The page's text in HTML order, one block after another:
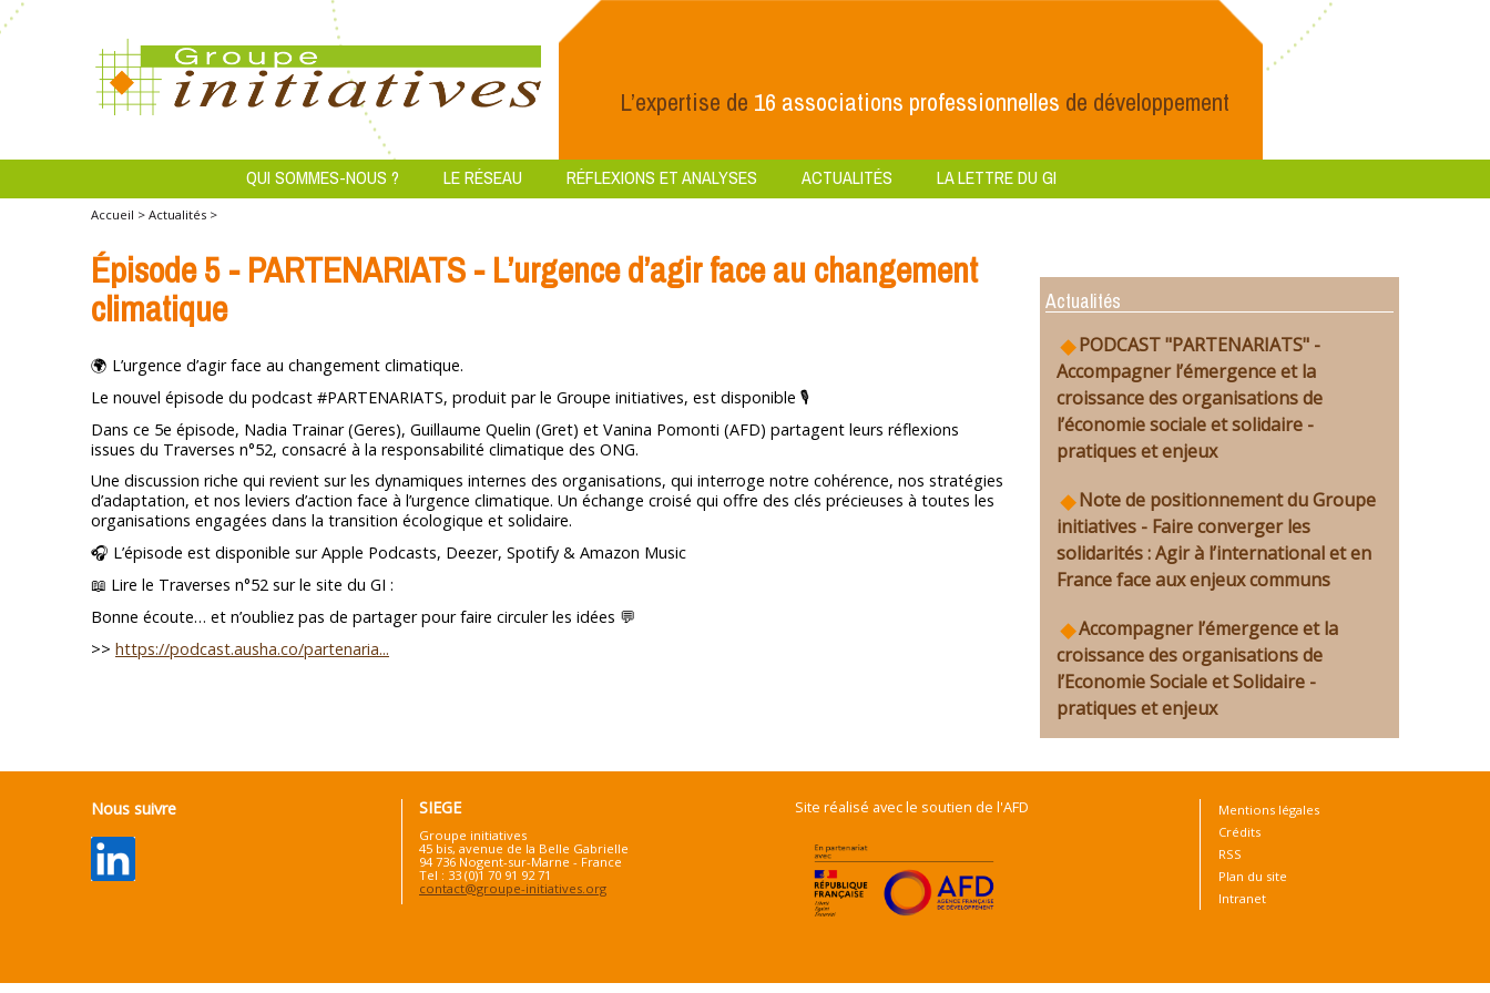
L’expertise de 16 associations professionnelles de développement
QUI SOMMES-NOUS ? LE RÉSEAU RÉFLEXIONS ET ANALYSES ACTUALITÉS LA LETTRE DU GI
Accueil > Actualités >
Épisode 5 - PARTENARIATS - L’urgence d’agir face au changement
climatique
🌍 L’urgence d’agir face au changement climatique.
Le nouvel épisode du podcast #PARTENARIATS, produit par le Groupe initiatives, est disponible 🎙️
Dans ce 5e épisode, Nadia Trainar (Geres), Guillaume Quelin (Gret) et Vanina Pomonti (AFD) partagent leurs réflexions
issues du Traverses n°52, consacré à la responsabilité climatique des ONG.
Une discussion riche qui revient sur les dynamiques internes des organisations, qui interroge notre cohérence, nos stratégies
d’adaptation, et nos leviers d’action face à l’urgence climatique. Un échange croisé qui offre des clés précieuses à toutes les
organisations engagées dans la transition écologique et solidaire.
🎧 L’épisode est disponible sur Apple Podcasts, Deezer, Spotify & Amazon Music
📖 Lire le Traverses n°52 sur le site du GI :
Bonne écoute… et n’oubliez pas de partager pour faire circuler les idées 💬
>> https://podcast.ausha.co/partenaria...
Actualités
PODCAST "PARTENARIATS" -
Accompagner l’émergence et la
croissance des organisations de
l’économie sociale et solidaire -
pratiques et enjeux
Note de positionnement du Groupe
initiatives - Faire converger les
solidarités : Agir à l’international et en
France face aux enjeux communs
Accompagner l’émergence et la
croissance des organisations de
l’Economie Sociale et Solidaire -
pratiques et enjeux
Nous suivre SIEGE
Groupe initiatives
45 bis, avenue de la Belle Gabrielle
94 736 Nogent-sur-Marne - France
Tel : 33 (0)1 70 91 92 71
contact@groupe-initiatives.org
Site réalisé avec le soutien de l'AFD
Mentions légales
Crédits
RSS
Plan du site
Intranet